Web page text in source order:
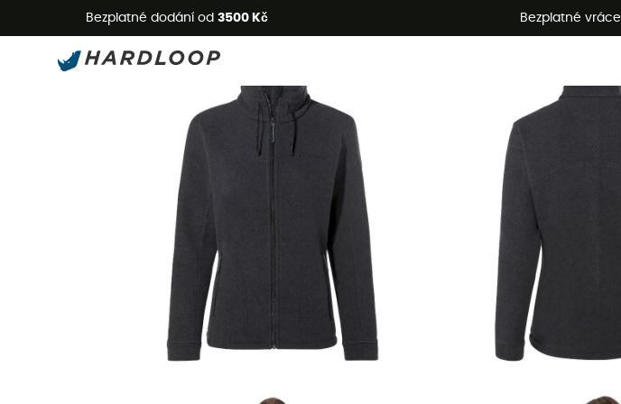
Bezplatné dodání od 3500 Kč Bezplatné
Letní akce 🔥 -5 % EXTRA při